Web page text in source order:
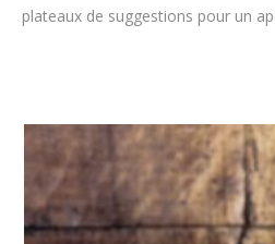
plateaux de suggestions pour un